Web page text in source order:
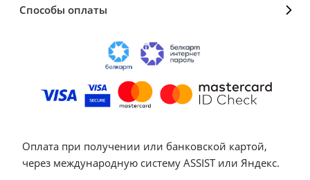
Способы оплаты
Оплата при получении или банковской картой,
через международную систему ASSIST или Яндекс.